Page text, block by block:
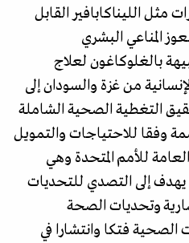
مثل الليناكابافير القابل
المناعي البشري
"الببتيد-1" الشبيهة بالغلوكاغون لعلاج
من غزة والسودان إلى
التغطية الصحية الشاملة
للاحتياجات والتمويل
للأمم المتحدة وهي
يهدف إلى التصدي للتحديات
وتحديات الصحة
الصحية فتكا وانتشارا في